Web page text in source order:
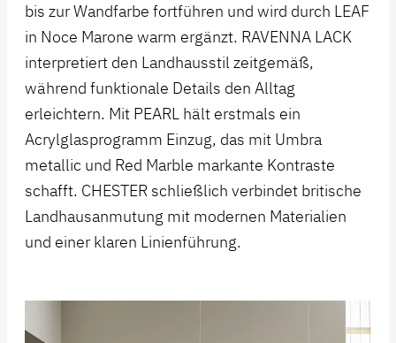
bis zur Wandfarbe fortführen und wird durch LEAF
in Noce Marone warm ergänzt. RAVENNA LACK
interpretiert den Landhausstil zeitgemäß,
während funktionale Details den Alltag
erleichtern. Mit PEARL hält erstmals ein
Acrylglasprogramm Einzug, das mit Umbra
metallic und Red Marble markante Kontraste
schafft. CHESTER schließlich verbindet britische
Landhausanmutung mit modernen Materialien
und einer klaren Linienführung.